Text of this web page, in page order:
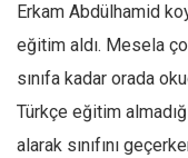
Erkam Abdülhamid
eğitim aldı. Mesela
sınıfa kadar orada
Türkçe eğitim
alarak sınıfını